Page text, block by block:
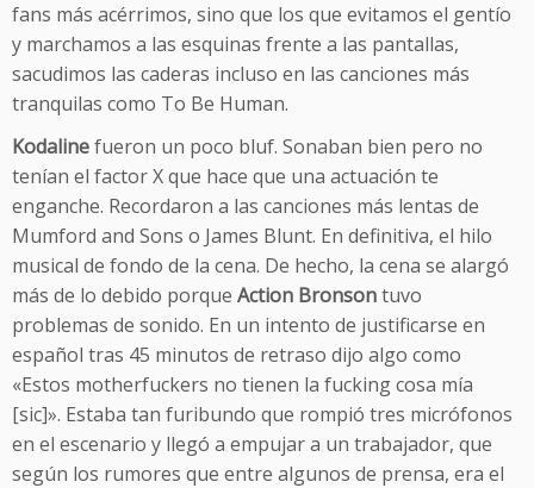
fans más acérrimos, sino que los que evitamos el gentío
y marchamos a las esquinas frente a las pantallas,
sacudimos las caderas incluso en las canciones más
tranquilas como To Be Human.
Kodalinefueron un poco bluf. Sonaban bien pero no
tenían el factor X que hace que una actuación te
enganche. Recordaron a las canciones más lentas de
Mumford and Sons o James Blunt. En definitiva, el hilo
musical de fondo de la cena. De hecho, la cena se alargó
más de lo debido porque Action Bronsontuvo
problemas de sonido. En un intento de justificarse en
español tras 45 minutos de retraso dijo algo como
«Estos motherfuckers no tienen la fucking cosa mía
[sic]». Estaba tan furibundo que rompió tres micrófonos
en el escenario y llegó a empujar a un trabajador, que
según los rumores que entre algunos de prensa, era el